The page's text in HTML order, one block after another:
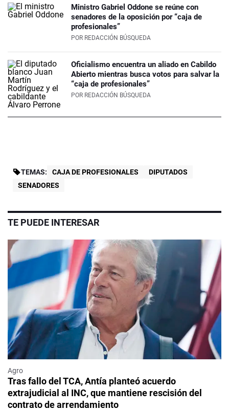
Ministro Gabriel Oddone se reúne con
senadores de la oposición por “caja de
profesionales”
POR REDACCIÓN BÚSQUEDA
Oficialismo encuentra un aliado en Cabildo
Abierto mientras busca votos para salvar la
“caja de profesionales”
POR REDACCIÓN BÚSQUEDA
TEMAS: CAJA DE PROFESIONALES
DIPUTADOS
SENADORES
TE PUEDE INTERESAR
Agro
Tras fallo del TCA, Antía planteó acuerdo
extrajudicial al INC, que mantiene rescisión del
contrato de arrendamiento